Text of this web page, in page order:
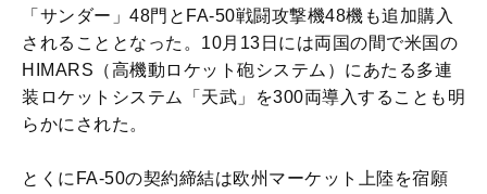
「サンダー」48門とFA-50戦闘攻撃機48機も追加購入
されることとなった。10月13日には両国の間で米国の
HIMARS（高機動ロケット砲システム）にあたる多連
装ロケットシステム「天武」を300両導入することも明
らかにされた。
とくにFA-50の契約締結は欧州マーケット上陸を宿願